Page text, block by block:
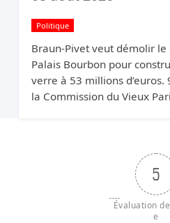
Politique
Braun-Pivet veut démolir
Palais Bourbon pour
verre à 53 millions
la Commission du Vieux
5
Évaluation
e